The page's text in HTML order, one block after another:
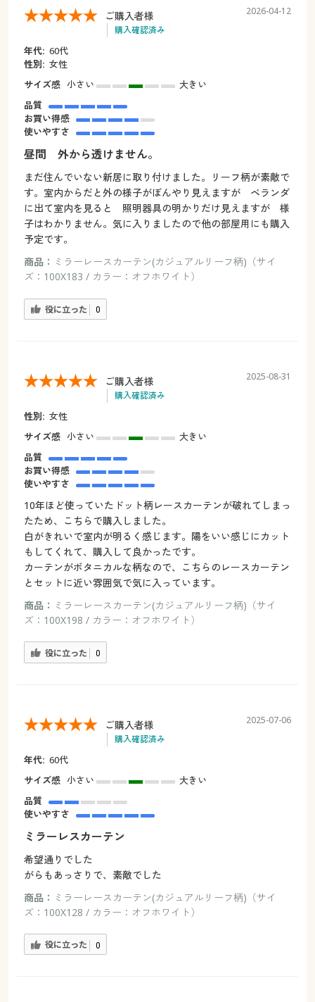
ご購入者様
購入確認済み
2026-04-12
年代: 60代
性別: 女性
サイズ感 小さい
大きい
品質
お買い得感
使いやすさ
昼間 外から透けません。
まだ住んでいない新居に取り付けました。リーフ柄が素敵で
す。室内からだと外の様子がぼんやり見えますが ベランダ
に出て室内を見ると 照明器具の明かりだけ見えますが 様
子はわかりません。気に入りましたので他の部屋用にも購入
予定です。
商品： ミラーレースカーテン(カジュアルリーフ柄)（サイ
ズ：100X183 / カラー：オフホワイト）
役に立った 0
ご購入者様
購入確認済み
2025-08-31
性別: 女性
サイズ感 小さい
大きい
品質
お買い得感
使いやすさ
10年ほど使っていたドット柄レースカーテンが破れてしまっ
たため、こちらで購入しました。
白がきれいで室内が明るく感じます。陽をいい感じにカット
もしてくれて、購入して良かったです。
カーテンがボタニカルな柄なので、こちらのレースカーテン
とセットに近い雰囲気で気に入っています。
商品： ミラーレースカーテン(カジュアルリーフ柄)（サイ
ズ：100X198 / カラー：オフホワイト）
役に立った 0
ご購入者様
購入確認済み
2025-07-06
年代: 60代
サイズ感 小さい
大きい
品質
使いやすさ
ミラーレスカーテン
希望通りでした
がらもあっさりで、素敵でした
商品： ミラーレースカーテン(カジュアルリーフ柄)（サイ
ズ：100X128 / カラー：オフホワイト）
役に立った 0